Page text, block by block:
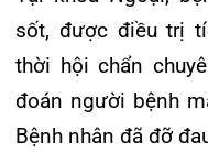
tăng dần, tím tái, SpO2
8 l/p), mạch: 130 l/p,
phổi trái rì rào phế
nang giảm, hội chẩn
cứu.